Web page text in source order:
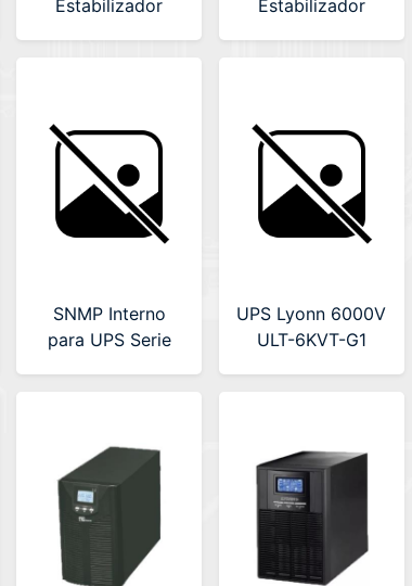
Estabilizador
Estabilizador
SNMP Interno
para UPS Serie
UPS Lyonn 6000V
ULT-6KVT-G1